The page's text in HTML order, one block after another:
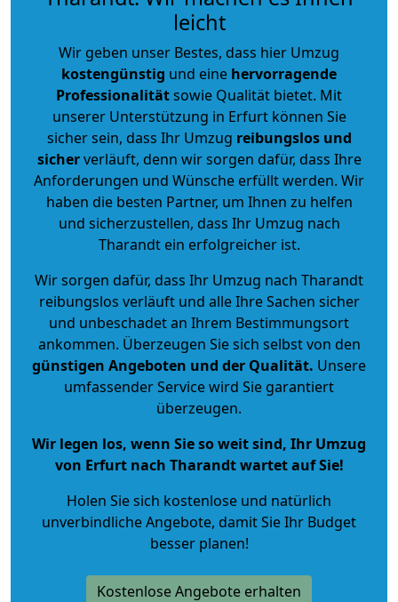
leicht
Wir geben unser Bestes, dass hier Umzug
kostengünstig und eine hervorragende
Professionalitätsowie Qualität bietet. Mit
unserer Unterstützung in Erfurt können Sie
sicher sein, dass Ihr Umzug reibungslos und
sicherverläuft, denn wir sorgen dafür, dass Ihre
Anforderungen und Wünsche erfüllt werden. Wir
haben die besten Partner, um Ihnen zu helfen
und sicherzustellen, dass Ihr Umzug nach
Tharandt ein erfolgreicher ist.
Wir sorgen dafür, dass Ihr Umzug nach Tharandt
reibungslos verläuft und alle Ihre Sachen sicher
und unbeschadet an Ihrem Bestimmungsort
ankommen. Überzeugen Sie sich selbst von den
günstigen Angeboten und der Qualität. Unsere
umfassender Service wird Sie garantiert
überzeugen.
Wir legen los, wenn Sie so weit sind, Ihr Umzug
von Erfurt nach Tharandt wartet auf Sie!
Holen Sie sich kostenlose und natürlich
unverbindliche Angebote, damit Sie Ihr Budget
besser planen!
Kostenlose Angebote erhalten